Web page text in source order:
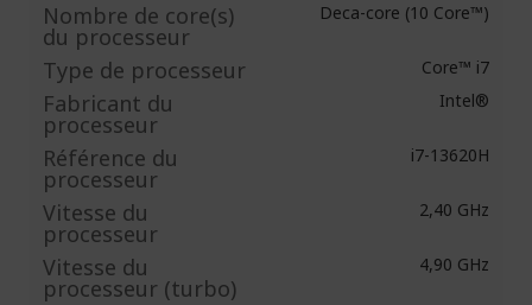
Nombre de core(s)
du processeur
Deca-core (10 Core™)
Type de processeur Core™ i7
Fabricant du
processeur
Intel®
Référence du
processeur
i7-13620H
Vitesse du
processeur
2,40 GHz
Vitesse du
processeur (turbo)
4,90 GHz